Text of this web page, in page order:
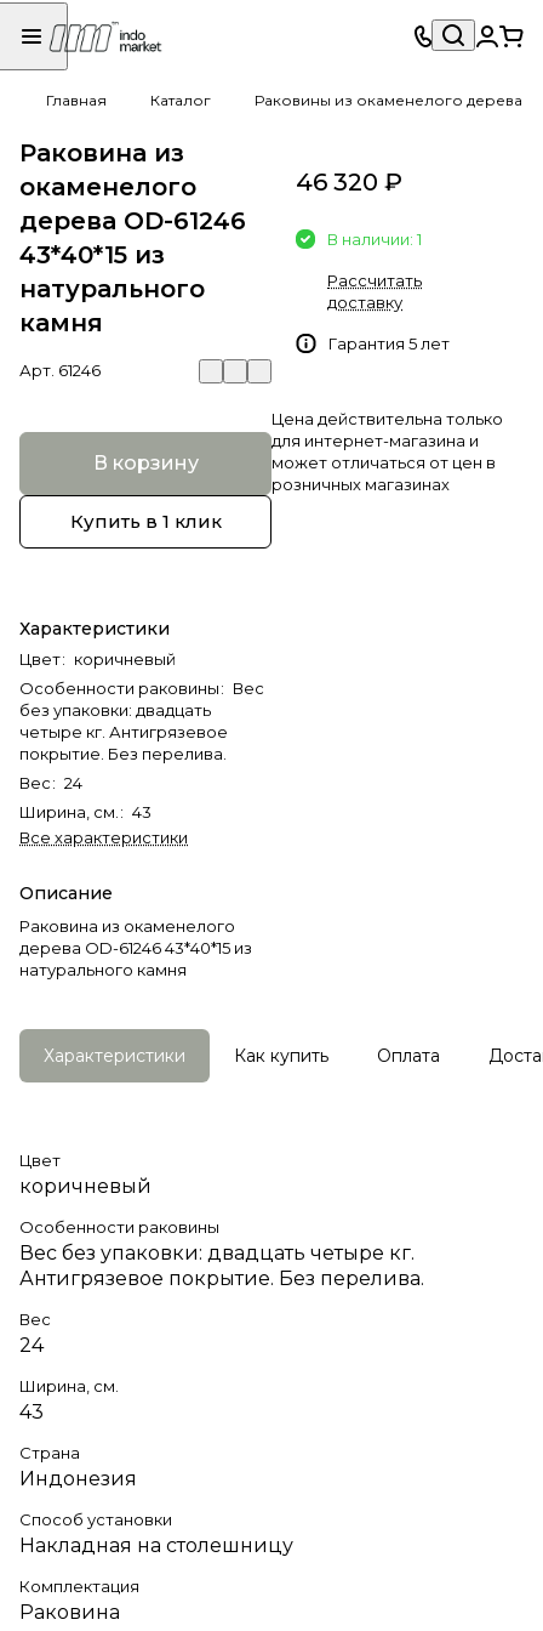
Главная Каталог Раковины из окаменелого дерева
Раковина из
окаменелого
дерева OD-61246
43*40*15 из
натурального
камня
Арт. 61246
В корзину
Купить в 1 клик
Характеристики
Цвет: коричневый
Особенности раковины: Вес
без упаковки: двадцать
четыре кг. Антигрязевое
покрытие. Без перелива.
Вес: 24
Ширина, см. : 43
Все характеристики
Описание
Раковина из окаменелого
дерева OD-61246 43*40*15 из
натурального камня
46 320 ₽
В наличии: 1
Рассчитать
доставку
Гарантия 5 лет
Цена действительна только
для интернет-магазина и
может отличаться от цен в
розничных магазинах
Характеристики Как купить Оплата
Цвет
коричневый
Особенности раковины
Вес без упаковки: двадцать четыре кг.
Антигрязевое покрытие. Без перелива.
Вес
24
Ширина, см.
43
Страна
Индонезия
Способ установки
Накладная на столешницу
Комплектация
Раковина